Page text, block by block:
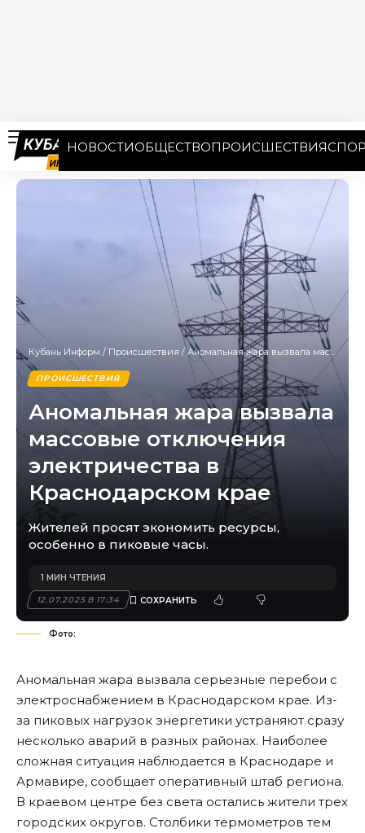
НОВОСТИОБЩЕСТВОПРОИСШЕСТВИЯ
Кубань Информ / Происшествия /Аномальная жара вызвала массовые отключения электричества в Краснодарском крае
ПРОИСШЕСТВИЯ
Аномальная жара вызвала
массовые отключения
электричества в
Краснодарском крае
Жителей просят экономить ресурсы,
особенно в пиковые часы.
12.07.2025 В 17:34
1 МИН ЧТЕНИЯ
Фото:
Аномальная жара вызвала серьезные перебои с
электроснабжением в Краснодарском крае. Из-
за пиковых нагрузок энергетики устраняют сразу
несколько аварий в разных районах. Наиболее
сложная ситуация наблюдается в Краснодаре и
Армавире, сообщает оперативный штаб региона.
В краевом центре без света остались жители трех
городских округов. Столбики термометров тем